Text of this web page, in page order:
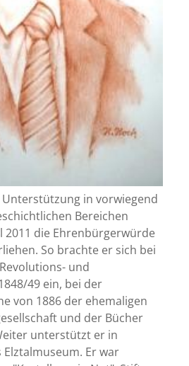
in vorwiegend
Bereichen
die Ehrenbürgerwürde
So brachte er sich bei
und
49 ein, bei der
von 1886 der ehemaligen
und der Bücher
unterstützt er in
Er war